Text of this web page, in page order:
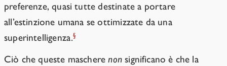
preferenze, quasi tutte destinate a portare
all’estinzione umana se ottimizzate da una
superintelligenza.§
Ciò che queste mascherenonsignificano è che la